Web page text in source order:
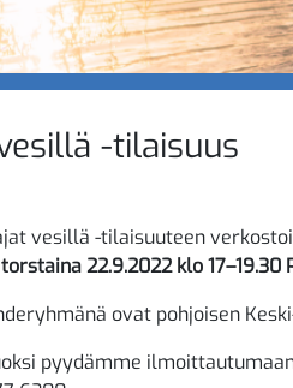
-tilaisuus
vesillä -tilaisuuteen
torstaina 22.9.2022 klo
ovat pohjoisen
pyydämme